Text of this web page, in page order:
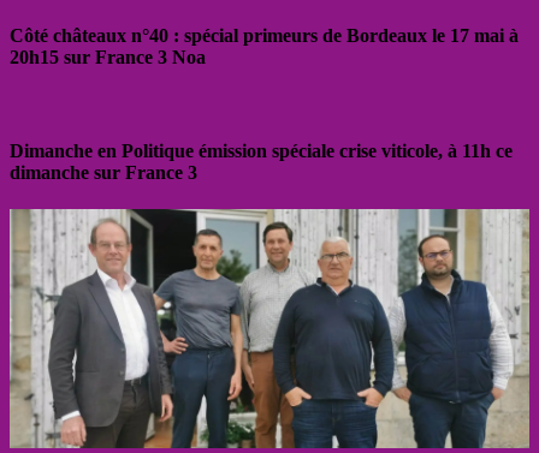
Côté châteaux n°40 : spécial primeurs de Bordeaux le 17 mai à
20h15 sur France 3 Noa
Dimanche en Politique émission spéciale crise viticole, à 11h ce
dimanche sur France 3